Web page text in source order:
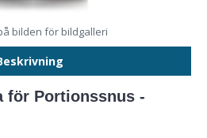
bilden för bildgalleri
för Portionssnus -